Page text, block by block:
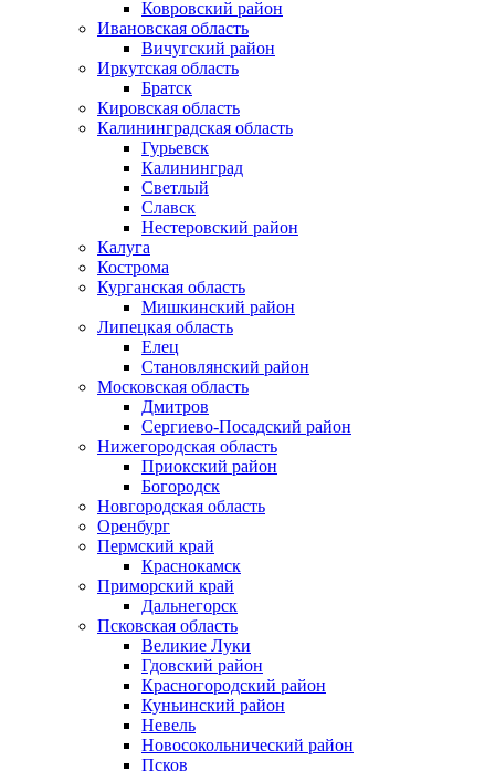
Ковровский район
Ивановская область
Вичугский район
Иркутская область
Братск
Кировская область
Калининградская область
Гурьевск
Калининград
Светлый
Славск
Нестеровский район
Калуга
Кострома
Курганская область
Мишкинский район
Липецкая область
Елец
Становлянский район
Московская область
Дмитров
Сергиево-Посадский район
Нижегородская область
Приокский район
Богородск
Новгородская область
Оренбург
Пермский край
Краснокамск
Приморский край
Дальнегорск
Псковская область
Великие Луки
Гдовский район
Красногородский район
Куньинский район
Невель
Новосокольнический район
Псков